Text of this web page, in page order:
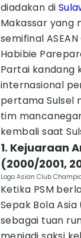
diadakan di
Makassar yang
semifinal
Habibie
Partai kandang
internasional
pertama Sulsel
tim
kembali saat
1. Kejuaraan
(2000/2001,
Logo Asian Club
Ketika PSM
Sepak Bola
sebagai tuan